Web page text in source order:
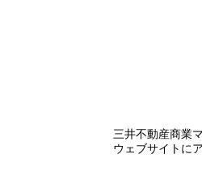
三井不動産商業
ウェブサイトに